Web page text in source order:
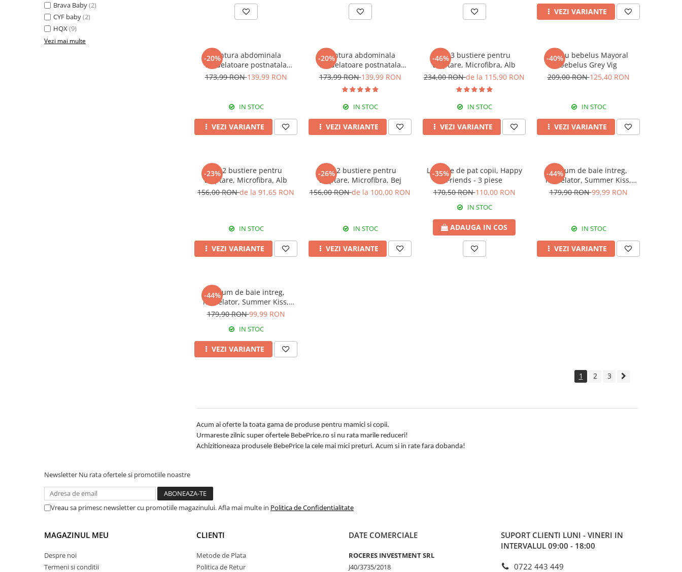
Brava Baby(2)
CYF baby(2)
HQX(9)
Vezi mai multe
VEZI VARIANTE
-20%
Centura abdominala
modelatoare postnatala
PREMIUM, prindere velcro,
173,99 RON139,99 RON
IN STOC
VEZI VARIANTE
-20%
Centura abdominala
modelatoare postnatala
PREMIUM, prindere velcro,
Black
173,99 RON139,99 RON
IN STOC
VEZI VARIANTE
-46%
Set 3 bustiere pentru
alaptare, Microfibra, Alb
234,00 RONde la 115,90 RON
IN STOC
VEZI VARIANTE
-40%
Sacou bebelus Mayoral
bebelus Grey Vig
209,00 RON125,40 RON
IN STOC
VEZI VARIANTE
-23%
Set 2 bustiere pentru
alaptare, Microfibra, Alb
156,00 RONde la 91,65 RON
IN STOC
VEZI VARIANTE
-26%
Set 2 bustiere pentru
alaptare, Microfibra, Bej
156,00 RONde la 100,00 RON
IN STOC
VEZI VARIANTE
-35%
Lenjerie de pat copii, Happy
Friends - 3 piese
170,50 RON110,00 RON
IN STOC
ADAUGA IN COS
-44%
Costum de baie intreg,
modelator, Summer Kiss,
Yellow
179,90 RON99,99 RON
IN STOC
VEZI VARIANTE
-44%
Costum de baie intreg,
modelator, Summer Kiss,
Ciclame
179,90 RON99,99 RON
IN STOC
VEZI VARIANTE
1 2 3
Acum ai oferte la toata gama de produse pentru mamici si copii.
Urmareste zilnic super ofertele BebePrice.ro si nu rata marile reduceri!
Achizitioneaza produsele BebePrice la cele mai mici preturi. Acum si in rate fara dobanda!
Newsletter Nu rata ofertele si promotiile noastre
Vreau sa primesc newsletter cu promotiile magazinului. Afla mai multe in Politica de Confidentialitate
MAGAZINUL MEU
Despre noi
Termeni si conditii
CLIENTI
Metode de Plata
Politica de Retur
DATE COMERCIALE
ROCERES INVESTMENT SRL
J40/3735/2018
SUPORT CLIENTI LUNI - VINERI IN
INTERVALUL 09:00 - 18:00
0722 443 449